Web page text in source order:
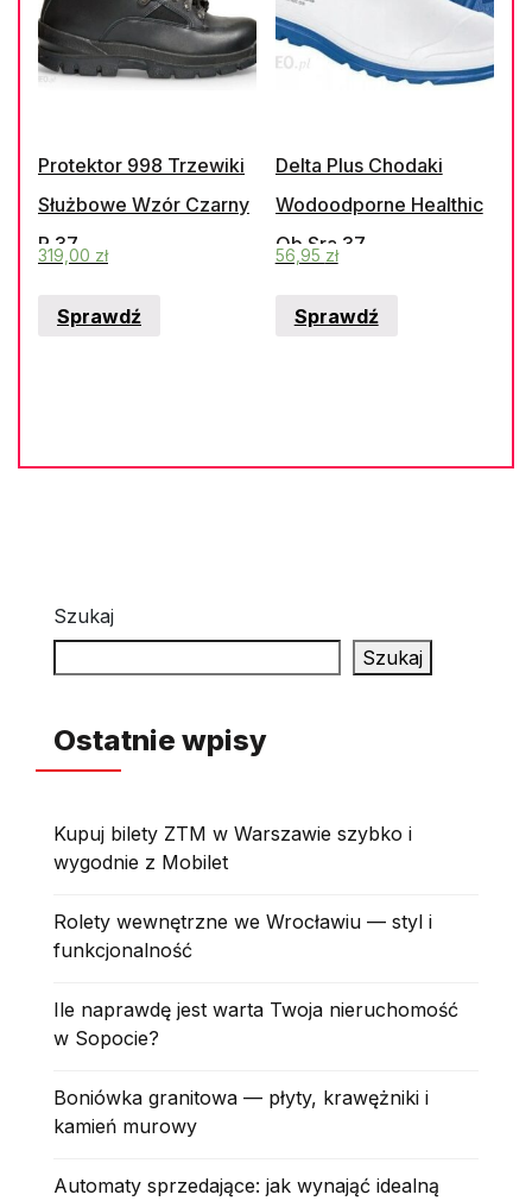
Protektor 998 Trzewiki
Służbowe Wzór Czarny
R.37
319,00 zł
Sprawdź
Delta Plus Chodaki
Wodoodporne Healthic
Ob Sra 37
56,95 zł
Sprawdź
Szukaj
Szukaj
Ostatnie wpisy
Kupuj bilety ZTM w Warszawie szybko i
wygodnie z Mobilet
Rolety wewnętrzne we Wrocławiu — styl i
funkcjonalność
Ile naprawdę jest warta Twoja nieruchomość
w Sopocie?
Boniówka granitowa — płyty, krawężniki i
kamień murowy
Automaty sprzedające: jak wynająć idealną